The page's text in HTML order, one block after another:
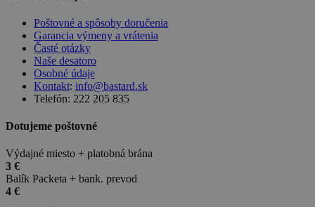
Poštovné a spôsoby doručenia
Garancia výmeny a vrátenia
Časté otázky
Naše desatoro
Osobné údaje
Kontakt: info@bastard.sk
Telefón: 222 205 835
Dotujeme poštovné
Výdajné miesto + platobná brána
3 €
Balík Packeta + bank. prevod
4 €